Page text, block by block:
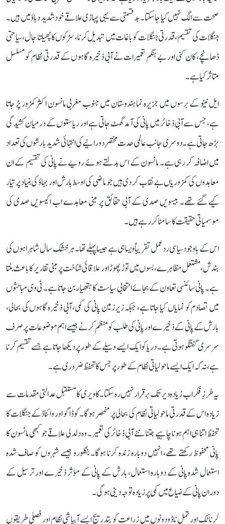
صحت سے الگ نہیں کیا جا سکتا۔ بدقسمتی سے یہی پہاڑی علاقے خود شدید دباؤ میں ہیں۔
جنگلات کی تقسیم، قدرتی جنگلات کو باغات میں تبدیل کرنا، سڑکوں کا پھیلتا جال، سیاحتی
ڈھانچے، کان کنی اور بے ہنگم تعمیرات نے آبی ذخیرہ گاہوں کے قدرتی نظام کو مسلسل
متاثر کیا ہے۔
ایل نینو کے برسوں میں جزیرہ نما ہندوستان میں جنوب مغربی مانسون اکثر کمزور پڑ جاتا
ہے، جس سے آبی ذخائر میں پانی کی آمد گھٹ جاتی ہے اور ریاستوں کے درمیان کشیدگی
بڑھ جاتی ہے۔ دوسری جانب عالمی حدت مختصر دورانیے کی انتہائی شدید بارشوں کی تعداد
میں اضافہ کر رہی ہے۔ مانسون کے اس بدلتے ہوئے رویے نے پانی کی تقسیم کے ان
معاہدوں کی کمزوریاں بے نقاب کر دی ہیں جو ماضی کی اوسط بارش اور بہاؤ کی بنیاد پر تیار
کیے گئے تھے۔ بیسویں صدی کے آبی حقائق پر مبنی معاہدے اب اکیسویں صدی کی
موسمیاتی حقیقت کا سامنا کر رہے ہیں۔
اس کے باوجود سیاسی ردعمل تقریباً ویسا ہی ہے جیسا پہلے تھا۔ ہر خشک سال شاہراہوں کی
بندش، مشتعل مظاہرے، بسوں میں توڑ پھوڑ اور علاقائی شناخت پر مبنی تقاریر کا باعث بنتا
ہے۔ پانی سائنسی تعاون کے بجائے انتخابی سیاست کا ہتھیار بن جاتا ہے۔ ٹی وی مباحثوں
میں تصادم کو نمایاں کیا جاتا ہے، جبکہ زیرزمین پانی کی کمی، آبی ذخیرہ گاہوں کی بحالی،
بارش کے پانی کے ذخیرے اور پانی کی طلب کو منظم کرنے جیسے اہم موضوعات پر صرف
سرسری گفتگو ہوتی ہے۔ دریا کو ایک ایسے وسیلے کے طور پر دیکھا جاتا ہے جسے تقسیم کرنا
ہے، نہ کہ ایک ایسے ماحولیاتی نظام کے طور پر جس کا تحفظ ضروری ہے۔
یہ طرزِ فکر اب زیادہ دیر تک برقرار نہیں رہ سکتا۔ کاویری کا مستقبل عدالتی مقدمات سے
زیادہ اس کے قدرتی ماحولیاتی نظام کی بحالی پر منحصر ہوگا۔ کوڈاگو اور وائناڈ کے جنگلات کا
تحفظ اتنا ہی اہم ہونا چاہیے جتنا نئے آبی ذخائر کی تعمیر۔ وہ دلدلی علاقے جو کبھی مانسون کا
پانی محفوظ رکھتے تھے، انہیں دوبارہ زندہ کرنا ہوگا۔ بنگلورو جیسے شہروں کو صاف شدہ
استعمال شدہ پانی کے دوبارہ استعمال، بارش کے پانی کے مؤثر ذخیرے اور ترسیل کے
دوران پانی کے ضیاع میں کمی پر زیادہ توجہ دینی ہوگی۔
کرناٹک اور تمل ناڈو دونوں میں زراعت کو بتدریج ایسے آبپاشی نظام اور فصلی طریقوں